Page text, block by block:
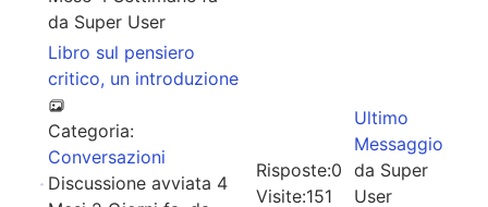
da Super User
Libro sul pensiero
critico, un introduzione
Categoria:
Conversazioni
Discussione avviata 4
Risposte:0
Visite:151
Ultimo
Messaggio
da Super
User